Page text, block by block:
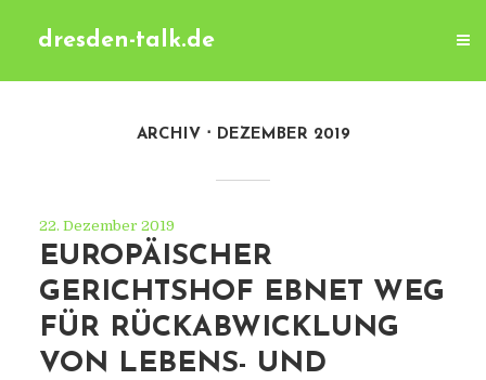
dresden-talk.de
ARCHIV DEZEMBER 2019
22. Dezember 2019
EUROPÄISCHER
GERICHTSHOF EBNET WEG
FÜR RÜCKABWICKLUNG
VON LEBENS- UND